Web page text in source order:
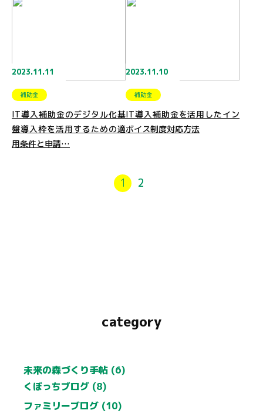
2023.11.11
補助金
IT導入補助金のデジタル化基
盤導入枠を活用するための適
用条件と申請…
2023.11.10
補助金
IT導入補助金を活用したイン
ボイス制度対応方法
1 2
category
未来の森づくり手帖 (6)
くぼっちブログ (8)
ファミリーブログ (10)